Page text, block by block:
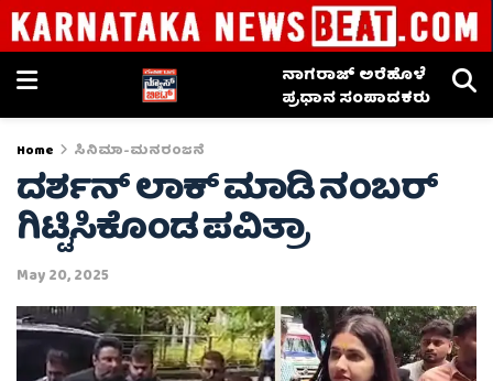
ನಾಗರಾಜ್ ಅರೆಹೊಳೆ
ಪ್ರಧಾನ ಸಂಪಾದಕರು
Home ಸಿನಿಮಾ-ಮನರಂಜನೆ
ದರ್ಶನ್ ಲಾಕ್ ಮಾಡಿ ನಂಬರ್
ಗಿಟ್ಟಿಸಿಕೊಂಡ ಪವಿತ್ರಾ
May 20, 2025